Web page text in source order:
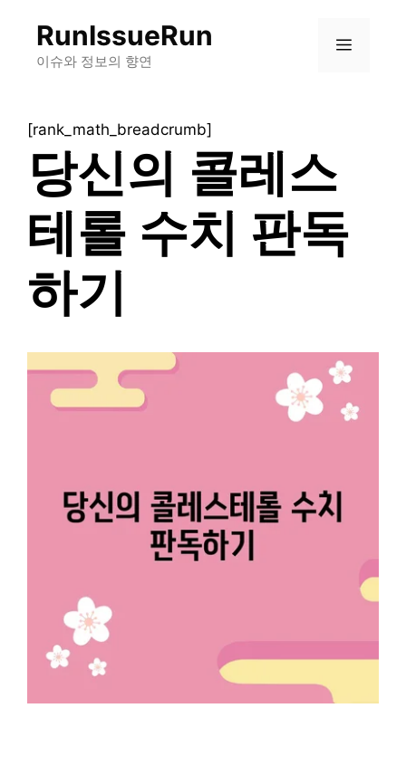
RunIssueRun
이슈와 정보의 향연
메
[rank_math_breadcrumb]
당신의 콜레스
테롤 수치 판독
하기